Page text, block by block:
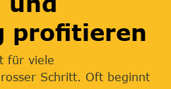
profitieren
für viele
Schritt. Oft beginnt